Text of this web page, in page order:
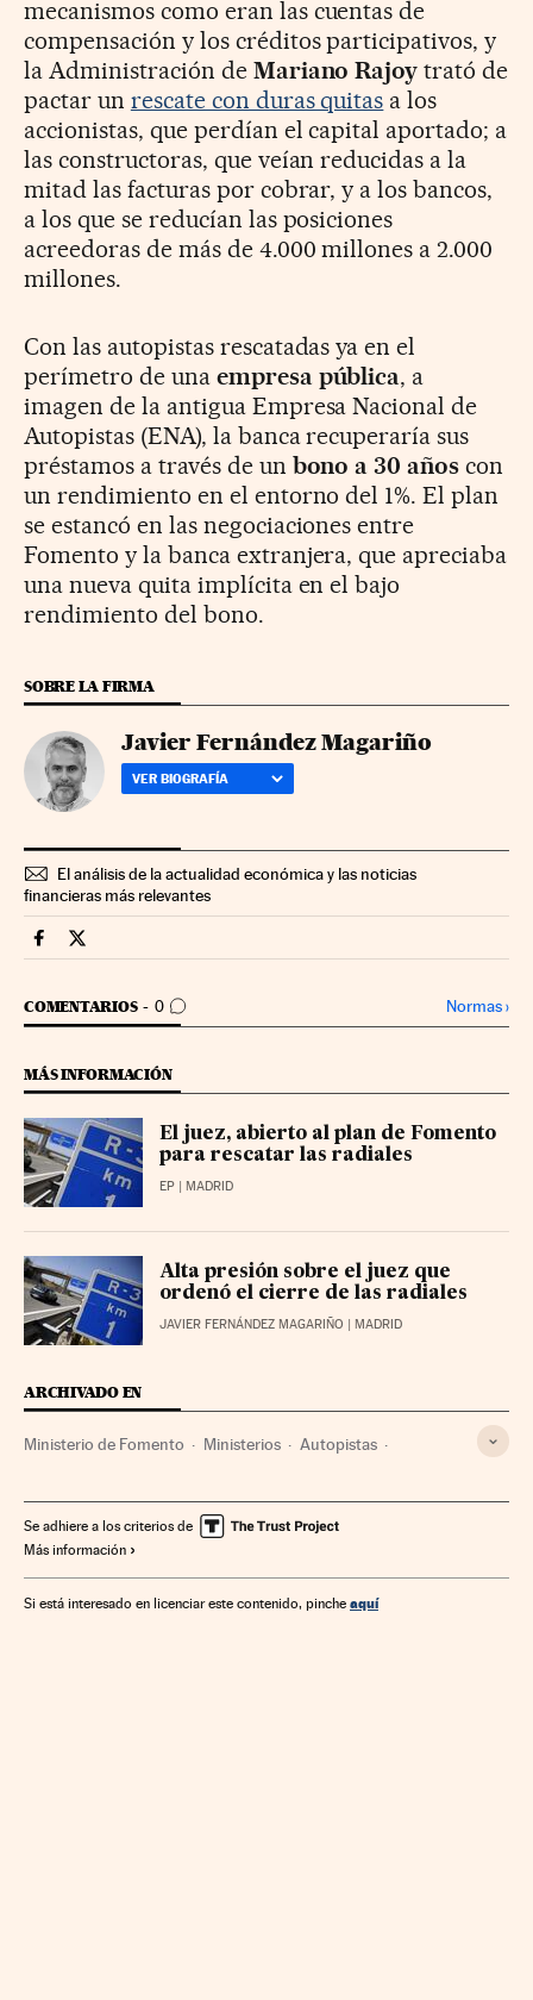
mecanismos como eran las cuentas de
compensación y los créditos participativos, y
la Administración de Mariano Rajoy trató de
pactar un rescate con duras quitas a los
accionistas, que perdían el capital aportado; a
las constructoras, que veían reducidas a la
mitad las facturas por cobrar, y a los bancos,
a los que se reducían las posiciones
acreedoras de más de 4.000 millones a 2.000
millones.
Con las autopistas rescatadas ya en el
perímetro de una empresa pública, a
imagen de la antigua Empresa Nacional de
Autopistas (ENA), la banca recuperaría sus
préstamos a través de un bono a 30 años con
un rendimiento en el entorno del 1%. El plan
se estancó en las negociaciones entre
Fomento y la banca extranjera, que apreciaba
una nueva quita implícita en el bajo
rendimiento del bono.
SOBRE LA FIRMA
Javier Fernández Magariño
VER BIOGRAFÍA
El análisis de la actualidad económica y las noticias
financieras más relevantes
Companias Cinco Días en Facebook
Companias Cinco Días en Twitter
COMENTARIOS 0
IR A LOS COMENTARIOS Normas›
MÁS INFORMACIÓN
El juez, abierto al plan de Fomento
para rescatar las radiales
EP | MADRID
Alta presión sobre el juez que
ordenó el cierre de las radiales
JAVIER FERNÁNDEZ MAGARIÑO | MADRID
ARCHIVADO EN
Ministerio de Fomento Ministerios Autopistas
Transporte Administración pública
Se adhiere a los criterios de
Más información
Si está interesado en licenciar este contenido, pinche aquí